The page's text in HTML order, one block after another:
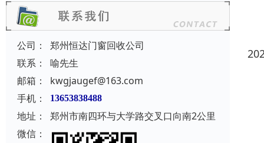
公司：
郑州恒达门窗回收公司
联系：
喻先生
邮箱：
kwgjaugef@163.com
手机：
13653838488
地址：
郑州市南四环与大学路交叉口向南2公里
微信：